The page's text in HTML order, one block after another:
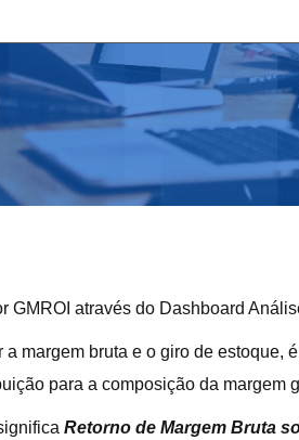
GMROI através do Dashboard
margem bruta e o giro de
para a composição da margem
Retorno de Margem Bruta